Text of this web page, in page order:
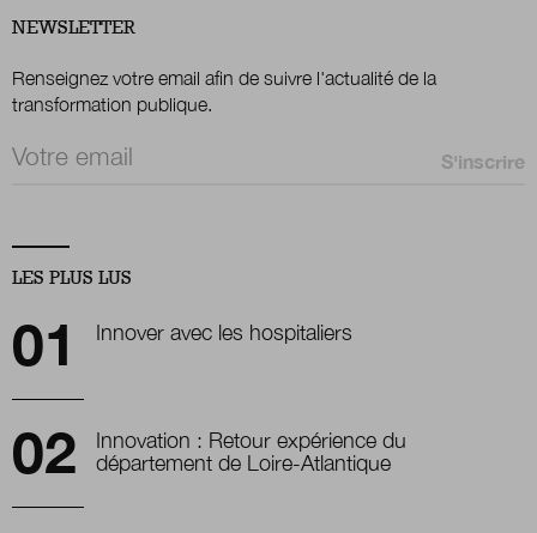
NEWSLETTER
Renseignez votre email afin de suivre l'actualité de la
transformation publique.
Email *
LES PLUS LUS
Innover avec les hospitaliers
Innovation : Retour expérience du
département de Loire-Atlantique